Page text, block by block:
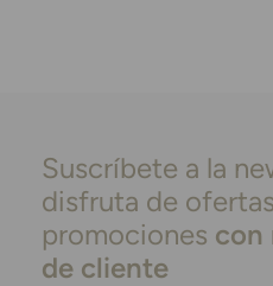
Suscríbete a la
disfruta de
promociones con
de cliente